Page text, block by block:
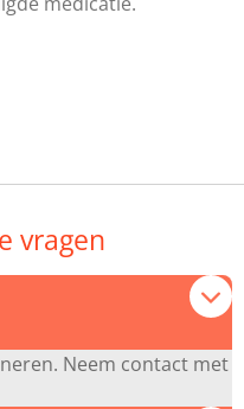
vragen
Neem contact met